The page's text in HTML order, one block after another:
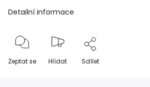
Detailní informace
Zeptat se Hlídat Sdílet